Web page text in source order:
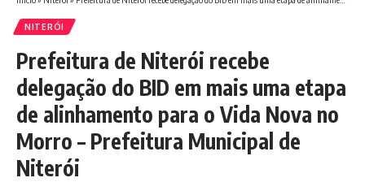
NITERÓI
Prefeitura de Niterói recebe
delegação do BID em mais uma etapa
de alinhamento para o Vida Nova no
Morro – Prefeitura Municipal de
Niterói